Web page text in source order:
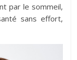
par le sommeil,
sans effort,